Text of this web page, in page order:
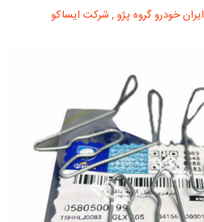
ایران خودرو گروه پژو, شرکت ایساکو